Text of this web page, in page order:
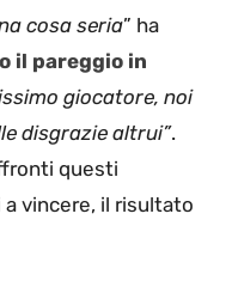
cosa seria” ha
il pareggio in
giocatore, noi
disgrazie altrui”.
questi
vincere, il risultato